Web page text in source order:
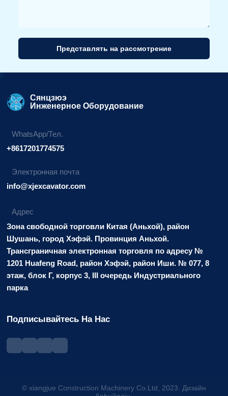
Представлять на рассмотрение
вариант:
Сянцзюэ
Инженерное Оборудование
WhatsApp/Тел.
+8617201774575
Электронная почта
info@xjexcavator.com
Адрес
Зона свободной торговли Китая (Аньхой), район
Шушань, город Хэфэй. Провинция Аньхой.
Трансграничная электронная торговля по адресу №
1201 Huafeng Road, район Хэфэй, район Иши. № 077, 8
этаж, блок Г, корпус 3, III очередь Индустриального
парка
Подписывайтесь На Нас
© xiangjue Construction Machinery Co.Ltd, 2023. Дизайн